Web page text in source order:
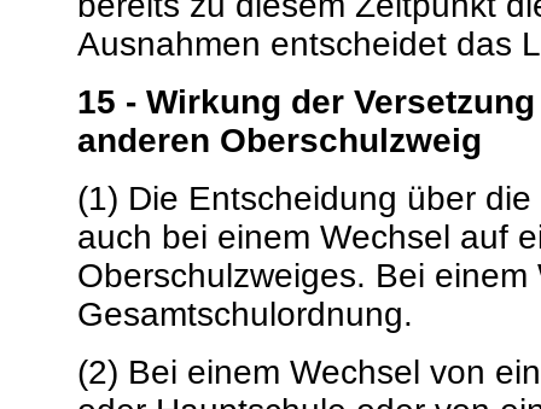
Ausnahmen entscheidet das
15 - Wirkung der
anderen Oberschulzweig
(1) Die Entscheidung über
auch bei einem Wechsel auf
Oberschulzweiges. Bei
Gesamtschulordnung.
(2) Bei einem Wechsel von